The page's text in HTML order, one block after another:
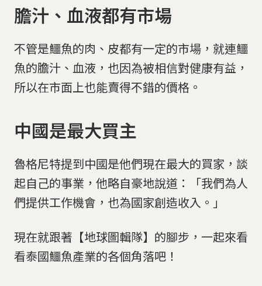
膽汁、血液都有市場
不管是鱷魚的肉、皮都有一定的市場，就連鱷
魚的膽汁、血液，也因為被相信對健康有益，
所以在市面上也能賣得不錯的價格。
中國是最大買主
魯格尼特提到中國是他們現在最大的買家，談
起自己的事業，他略自豪地說道：「我們為人
們提供工作機會，也為國家創造收入。」
現在就跟著【地球圖輯隊】的腳步，一起來看
看泰國鱷魚產業的各個角落吧！